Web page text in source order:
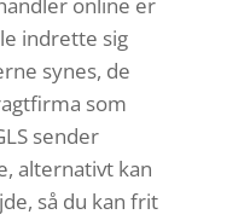
indrette sig
synes, de
som
sender
alternativt kan
så du kan frit